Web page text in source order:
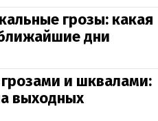
грозы: какая
дни
и шквалами:
выходных